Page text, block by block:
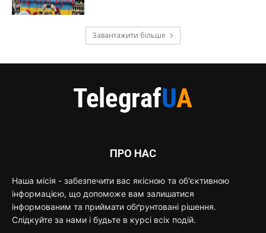
Завантажити більше
ПРО НАС
Наша місія - забезпечити вас якісною та об'єктивною
інформацією, що допоможе вам залишатися
інформованим та приймати обґрунтовані рішення.
Слідкуйте за нами і будьте в курсі всіх подій.